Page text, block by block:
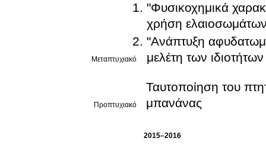
Μεταπτυχιακό
"Φυσικοχημικά
χρήση
"Ανάπτυξη
μελέτη των
Προπτυχιακό
Ταυτοποίηση του
μπανάνας
2015–2016